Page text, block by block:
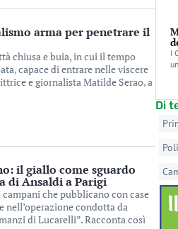
arma per penetrare il
chiusa e buia, in cui il tempo
capace di entrare nelle viscere
e giornalista Matilde Serao, a
il giallo come sguardo
di Ansaldi a Parigi
che pubblicano con case
nell’operazione condotta da
di Lucarelli”. Racconta così
I
Di